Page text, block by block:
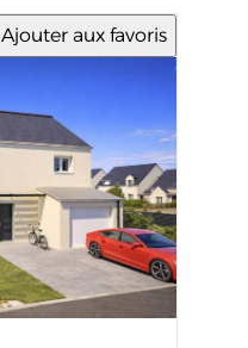
Ajouter aux favoris